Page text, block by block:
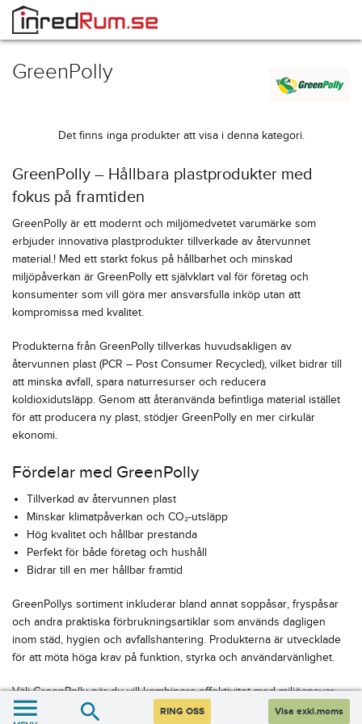
GreenPolly
Det finns inga produkter att visa i denna kategori.
GreenPolly – Hållbara plastprodukter med
fokus på framtiden
GreenPolly är ett modernt och miljömedvetet varumärke som
erbjuder innovativa plastprodukter tillverkade av återvunnet
material.! Med ett starkt fokus på hållbarhet och minskad
miljöpåverkan är GreenPolly ett självklart val för företag och
konsumenter som vill göra mer ansvarsfulla inköp utan att
kompromissa med kvalitet.
Produkterna från GreenPolly tillverkas huvudsakligen av
återvunnen plast (PCR – Post Consumer Recycled), vilket bidrar till
att minska avfall, spara naturresurser och reducera
koldioxidutsläpp. Genom att återanvända befintliga material istället
för att producera ny plast, stödjer GreenPolly en mer cirkulär
ekonomi.
Fördelar med GreenPolly
Tillverkad av återvunnen plast
Minskar klimatpåverkan och CO₂-utsläpp
Hög kvalitet och hållbar prestanda
Perfekt för både företag och hushåll
Bidrar till en mer hållbar framtid
GreenPollys sortiment inkluderar bland annat soppåsar, fryspåsar
och andra praktiska förbrukningsartiklar som används dagligen
inom städ, hygien och avfallshantering. Produkterna är utvecklade
för att möta höga krav på funktion, styrka och användarvänlighet.
Välj GreenPolly när du vill kombinera effektivitet med miljöansvar –
ett smart val för en grönare vardag.
RING OSS Visa exkl.moms